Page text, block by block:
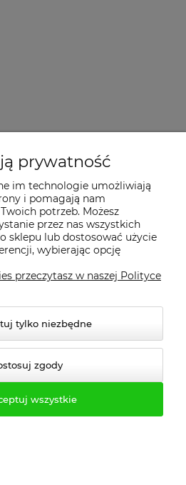
więcej! O
dostawy pytaj w
(Transport PROFESMEB
prywatność
im technologie umożliwiają
i pomagają nam
potrzeb. Możesz
przez nas wszystkich
sklepu lub dostosować użycie
wybierając opcję
przeczytasz w naszej Polityce
tylko niezbędne
zgody
wszystkie